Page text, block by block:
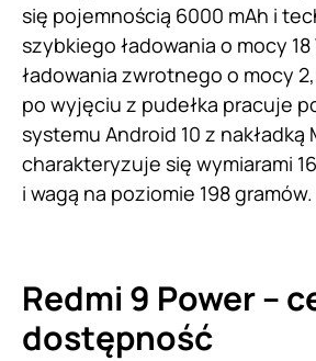
się pojemnością 6000 mAh i
szybkiego ładowania o mocy
ładowania zwrotnego o mocy
po wyjęciu z pudełka pracuje
systemu Android 10 z nakładką
charakteryzuje się wymiarami
i wagą na poziomie 198 gramów.
Redmi 9 Power –
dostępność